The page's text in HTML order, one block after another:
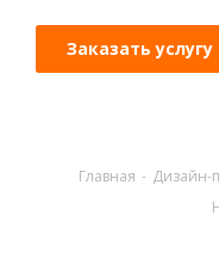
Заказать услугу
Главная - Дизайн-